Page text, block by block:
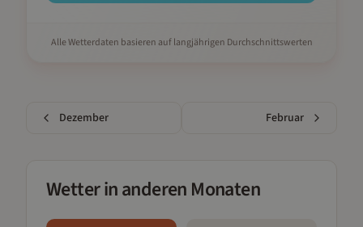
Alle Wetterdaten basieren auf langjährigen Durchschnittswerten
Dezember Februar
Wetter in anderen Monaten